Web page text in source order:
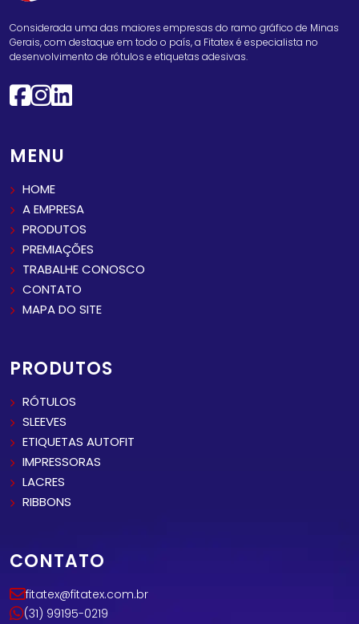
Considerada uma das maiores empresas do ramo gráfico de Minas
Gerais, com destaque em todo o país, a Fitatex é especialista no
desenvolvimento de rótulos e etiquetas adesivas.
MENU
HOME
A EMPRESA
PRODUTOS
PREMIAÇÕES
TRABALHE CONOSCO
CONTATO
MAPA DO SITE
PRODUTOS
RÓTULOS
SLEEVES
ETIQUETAS AUTOFIT
IMPRESSORAS
LACRES
RIBBONS
CONTATO
fitatex@fitatex.com.br
(31) 99195-0219